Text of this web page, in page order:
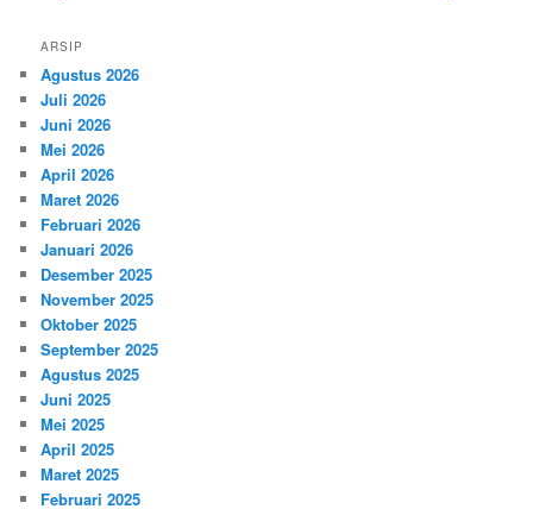
ARSIP
Agustus 2026
Juli 2026
Juni 2026
Mei 2026
April 2026
Maret 2026
Februari 2026
Januari 2026
Desember 2025
November 2025
Oktober 2025
September 2025
Agustus 2025
Juni 2025
Mei 2025
April 2025
Maret 2025
Februari 2025